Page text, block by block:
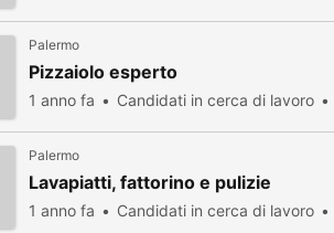
Palermo
Pizzaiolo esperto
1 anno fa Candidati in cerca di lavoro
Palermo
Lavapiatti, fattorino e pulizie
1 anno fa Candidati in cerca di lavoro